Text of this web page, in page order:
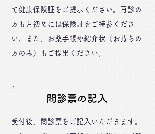
て健康保険証をご提示ください。再診の
方も月初めには保険証をご持参くださ
い。また、お薬手帳や紹介状（お持ちの
方のみ）もご提出ください。
問診票の記入
受付後、問診票をご記入いただきます。